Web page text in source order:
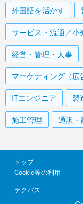
外国語を活かす
サービス・流通／
経営・管理・人事
マーケティング（
ITエンジニア 製
施工管理 通訳・
トップ
Cookie等の利用
テクパス